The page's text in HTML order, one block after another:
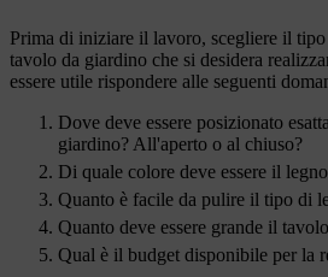
Prima di iniziare il lavoro, scegliere il
tavolo da giardino che si desidera
essere utile rispondere alle seguenti
Dove deve essere posizionato
giardino? All'aperto o al chiuso?
Di quale colore deve essere il
Quanto è facile da pulire il tipo di
Quanto deve essere grande il
Qual è il budget disponibile per la